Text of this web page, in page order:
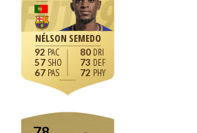
NÉLSON SEMEDO
92
57
67
80
73
72